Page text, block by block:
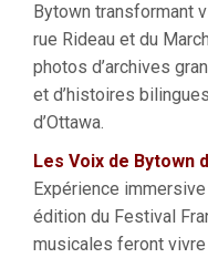
Bytown transformant
rue Rideau et du
photos d’archives
et d’histoires
d’Ottawa.
Les Voix de Bytown
Expérience
édition du Festival
musicales feront